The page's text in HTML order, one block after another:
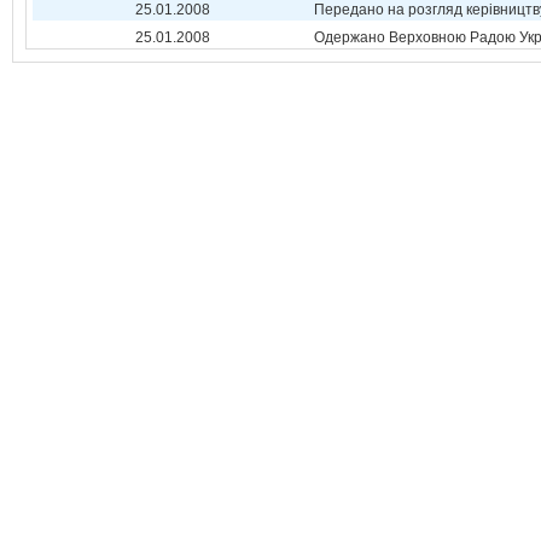
25.01.2008
Передано на розгляд
25.01.2008
Одержано Верховною Радою